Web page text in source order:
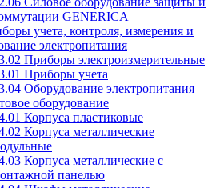
GENERICA
учета, контроля, измерения и
электропитания
Приборы электроизмерительные
Приборы учета
Оборудование электропитания
оборудование
Корпуса пластиковые
Корпуса металлические
Корпуса металлические с
панелью